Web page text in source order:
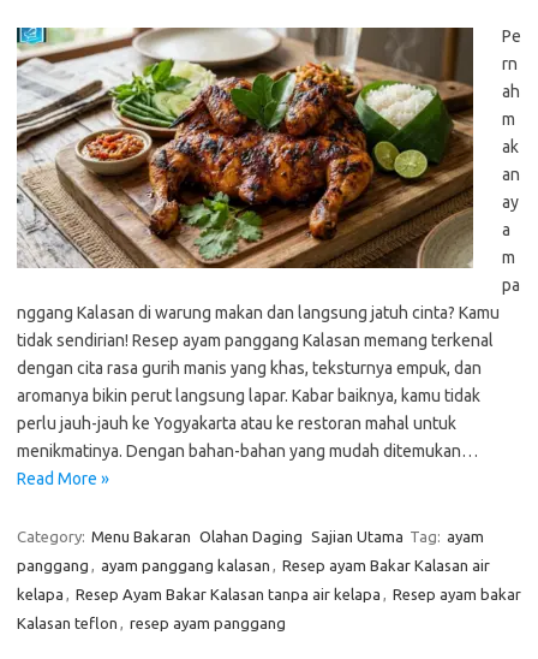
Pe
rn
ah
m
ak
an
ay
a
m
pa
nggang Kalasan di warung makan dan langsung jatuh cinta? Kamu
tidak sendirian! Resep ayam panggang Kalasan memang terkenal
dengan cita rasa gurih manis yang khas, teksturnya empuk, dan
aromanya bikin perut langsung lapar. Kabar baiknya, kamu tidak
perlu jauh-jauh ke Yogyakarta atau ke restoran mahal untuk
menikmatinya. Dengan bahan-bahan yang mudah ditemukan…
Read More »
Category: Menu Bakaran Olahan Daging Sajian Utama Tag: ayam
panggang , ayam panggang kalasan , Resep ayam Bakar Kalasan air
kelapa , Resep Ayam Bakar Kalasan tanpa air kelapa , Resep ayam bakar
Kalasan teflon , resep ayam panggang